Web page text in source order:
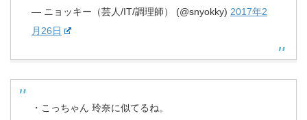
— ニョッキー（芸人/IT/調理師） (@snyokky) 2017年2
月26日
・こっちゃん 玲奈に似てるね。